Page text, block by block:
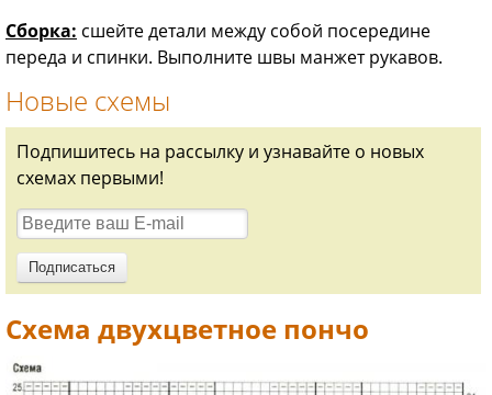
Сборка: сшейте детали между собой посередине
переда и спинки. Выполните швы манжет рукавов.
Новые схемы
Подпишитесь на рассылку и узнавайте о новых
схемах первыми!
Схема двухцветное пончо